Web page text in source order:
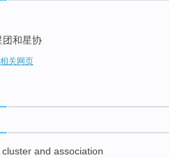
团和星协
相关网页
and association